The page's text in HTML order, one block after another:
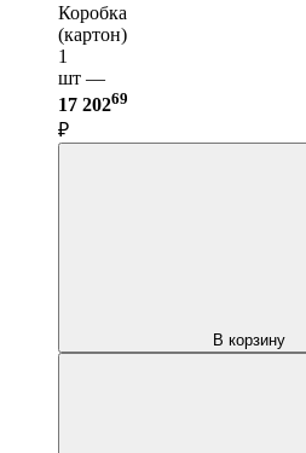
Коробка
(картон)
1
шт —
17 20269
₽
В корзину